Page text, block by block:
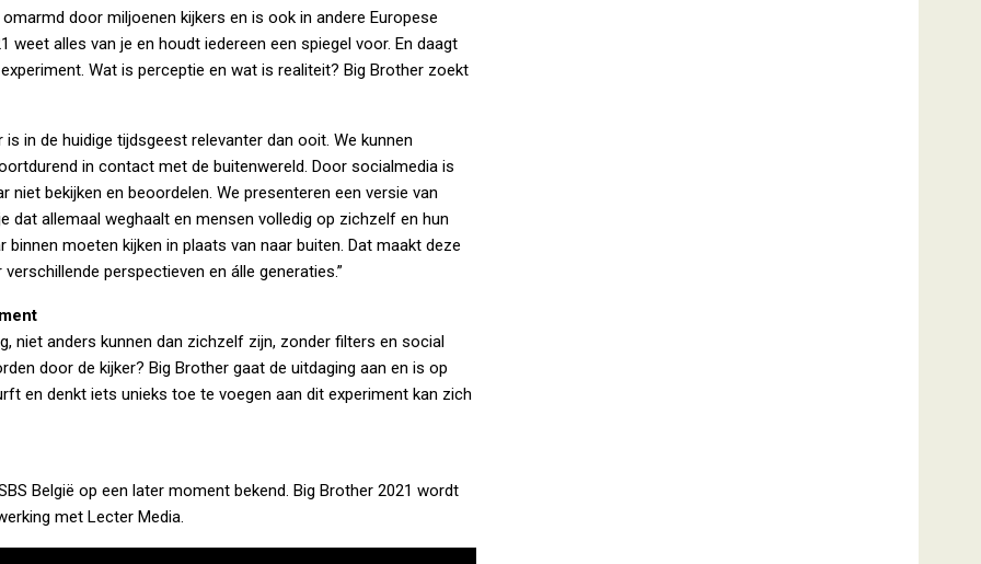
door miljoenen kijkers en is ook in andere Europese
weet alles van je en houdt iedereen een spiegel voor. En daagt
Wat is perceptie en wat is realiteit? Big Brother zoekt
in de huidige tijdsgeest relevanter dan ooit. We kunnen
in contact met de buitenwereld. Door socialmedia is
bekijken en beoordelen. We presenteren een versie van
allemaal weghaalt en mensen volledig op zichzelf en hun
moeten kijken in plaats van naar buiten. Dat maakt deze
perspectieven en álle generaties.”
niet anders kunnen dan zichzelf zijn, zonder filters en social
door de kijker? Big Brother gaat de uitdaging aan en is op
en denkt iets unieks toe te voegen aan dit experiment kan zich
België op een later moment bekend. Big Brother 2021 wordt
met Lecter Media.